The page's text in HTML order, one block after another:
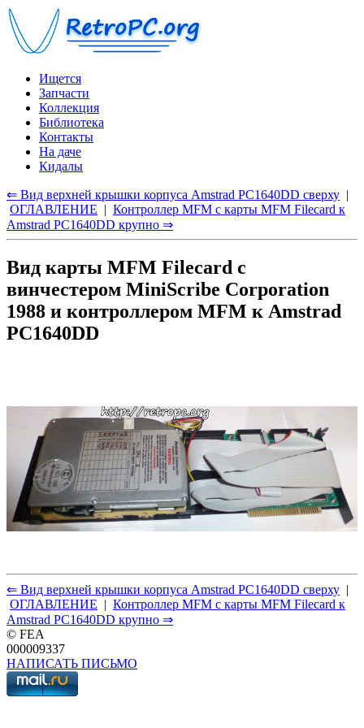
Ищется
Запчасти
Коллекция
Библиотека
Контакты
На даче
Кидалы
⇐ Вид верхней крышки корпуса Amstrad PC1640DD сверху |
ОГЛАВЛЕНИЕ | Контроллер MFM с карты MFM Filecard к
Amstrad PC1640DD крупно ⇒
Вид карты MFM Filecard с
винчестером MiniScribe Corporation
1988 и контроллером MFM к Amstrad
PC1640DD
⇐ Вид верхней крышки корпуса Amstrad PC1640DD сверху |
ОГЛАВЛЕНИЕ | Контроллер MFM с карты MFM Filecard к
Amstrad PC1640DD крупно ⇒
© FEA
000009337
НАПИСАТЬ ПИСЬМО